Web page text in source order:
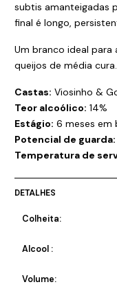
subtis amanteigadas
final é longo,
Um branco ideal para
queijos de média cura.
Castas: Viosinho &
Teor alcoólico: 14%
Estágio: 6 meses em
Potencial de guarda:
Temperatura de
DETALHES
Colheita:
Alcool :
Volume: